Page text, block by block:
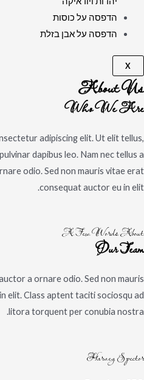
הדפסה על כוסות
הדפסה על אבן בזלת
X
About Us
Who We Are
adipiscing elit. Ut elit tellus,
dapibus leo. Nam nec tellus a
odio. Sed non mauris vitae erat
consequat auctor eu in elit.
A Few Words About
Our Team
a ornare odio. Sed non mauris
elit. Class aptent taciti sociosqu ad
litora torquent per conubia nostra.
Harvey Spector